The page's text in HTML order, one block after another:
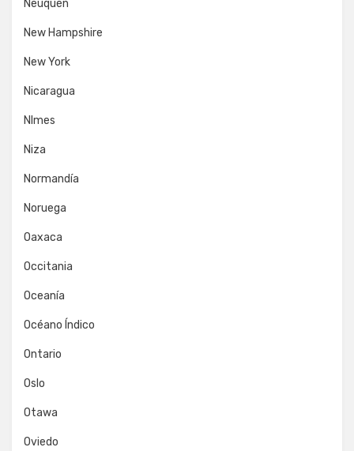
Neuquén
New Hampshire
New York
Nicaragua
NImes
Niza
Normandía
Noruega
Oaxaca
Occitania
Oceanía
Océano Índico
Ontario
Oslo
Otawa
Oviedo